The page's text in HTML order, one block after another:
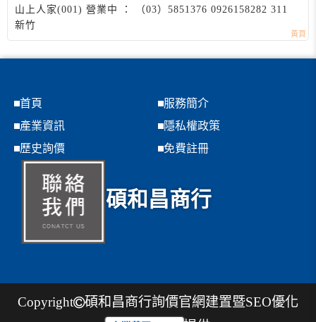
山上人家(001) 營業中 ： （03）5851376 0926158282 311
新竹
首頁
服務簡介
產業資訊
隱私權政策
歷史詢價
免費註冊
碩和昌商行
Copyright 碩和昌商行詢價官網建置暨SEO優化